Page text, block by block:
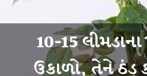
10-15
ઉકાળો, તેને ઠંડુ